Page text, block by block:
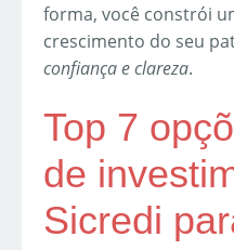
forma, você constrói
crescimento do seu
confiança e clareza.
Top 7
de
Sicredi